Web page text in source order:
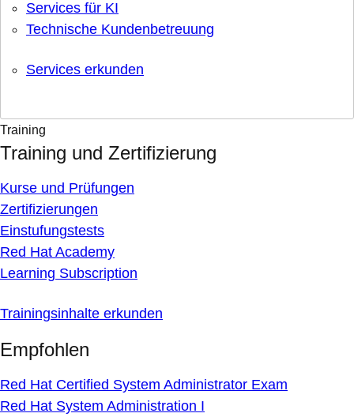
Services für KI
Technische Kundenbetreuung
Services erkunden
Training
Training und Zertifizierung
Kurse und Prüfungen
Zertifizierungen
Einstufungstests
Red Hat Academy
Learning Subscription
Trainingsinhalte erkunden
Empfohlen
Red Hat Certified System Administrator Exam
Red Hat System Administration I